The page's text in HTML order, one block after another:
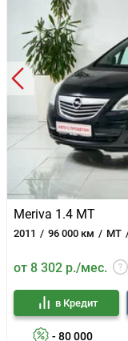
Meriva 1.4 MT
2011 96 000 км MT
от 8 302 р./мес.
- 80 000
в Кредит